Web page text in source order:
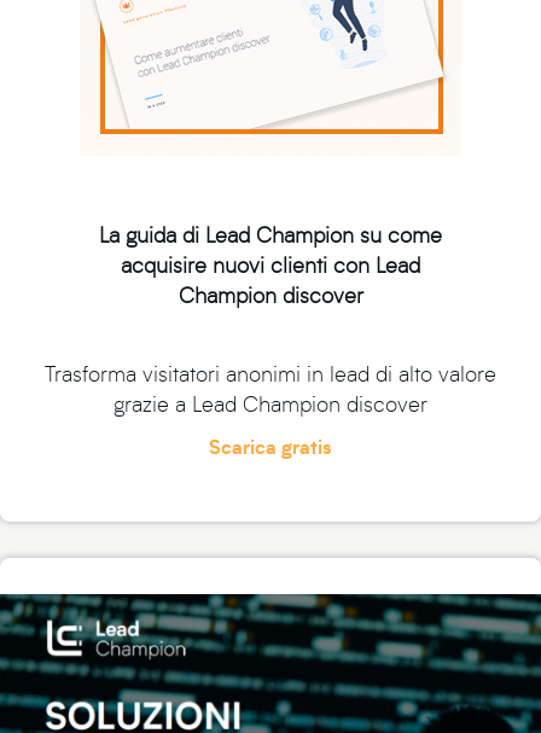
La guida di Lead Champion su come
acquisire nuovi clienti con Lead
Champion discover
Trasforma visitatori anonimi in lead di alto valore
grazie a Lead Champion discover
Scarica gratis